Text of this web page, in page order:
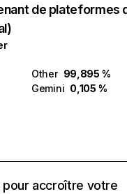
de plateformes
Other 99,895 %
Gemini 0,105 %
pour accroître votre